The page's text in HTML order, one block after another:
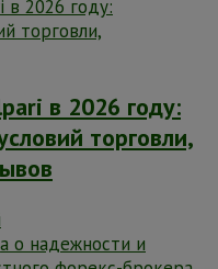
в 2026 году:
торговли,